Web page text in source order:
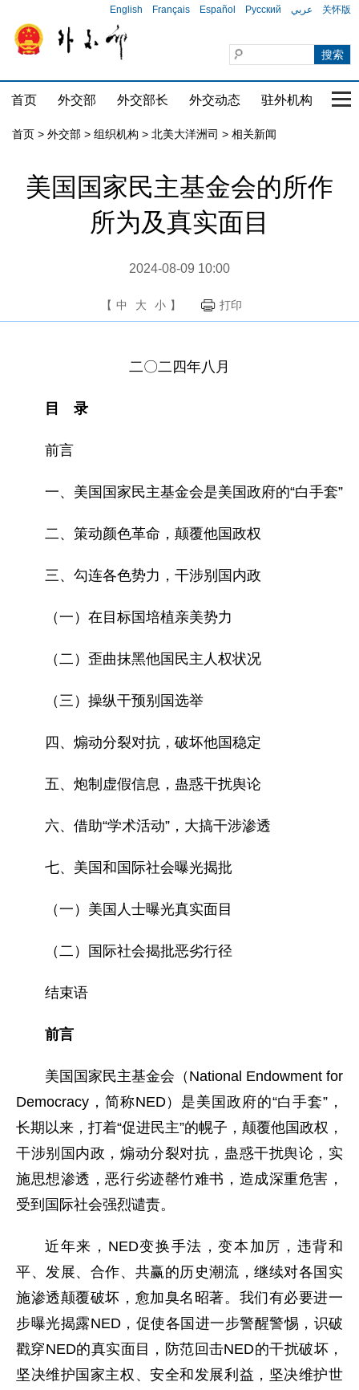
English Français Español Русский عربي 关怀版
首页 外交部 外交部长 外交动态 驻外机构 国
首页 > 外交部 > 组织机构 > 北美大洋洲司 > 相关新闻
美国国家民主基金会的所作
所为及真实面目
2024-08-09 10:00
【 中 大 小 】 打印
二〇二四年八月
目 录
前言
一、美国国家民主基金会是美国政府的“白手套”
二、策动颜色革命，颠覆他国政权
三、勾连各色势力，干涉别国内政
（一）在目标国培植亲美势力
（二）歪曲抹黑他国民主人权状况
（三）操纵干预别国选举
四、煽动分裂对抗，破坏他国稳定
五、炮制虚假信息，蛊惑干扰舆论
六、借助“学术活动”，大搞干涉渗透
七、美国和国际社会曝光揭批
（一）美国人士曝光真实面目
（二）国际社会揭批恶劣行径
结束语
前言
美国国家民主基金会（National Endowment for
Democracy，简称NED）是美国政府的“白手套”，
长期以来，打着“促进民主”的幌子，颠覆他国政权，
干涉别国内政，煽动分裂对抗，蛊惑干扰舆论，实
施思想渗透，恶行劣迹罄竹难书，造成深重危害，
受到国际社会强烈谴责。
近年来，NED变换手法，变本加厉，违背和
平、发展、合作、共赢的历史潮流，继续对各国实
施渗透颠覆破坏，愈加臭名昭著。我们有必要进一
步曝光揭露NED，促使各国进一步警醒警惕，识破
戳穿NED的真实面目，防范回击NED的干扰破坏，
坚决维护国家主权、安全和发展利益，坚决维护世